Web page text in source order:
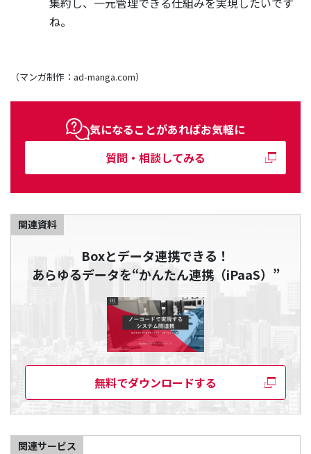
ね。
（マンガ制作：ad-manga.com）
気になることがあればお気軽に
質問・相談してみる
関連資料
Boxとデータ連携できる！
あらゆるデータを“かんたん連携（iPaaS）”
無料でダウンロードする
関連サービス